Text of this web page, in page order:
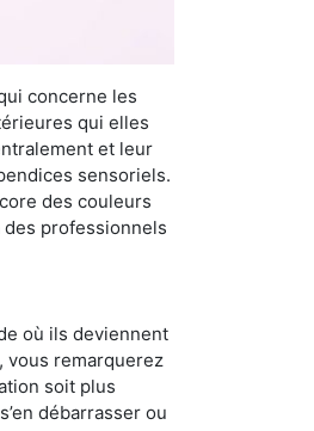
concerne les
qui elles
et leur
sensoriels.
des couleurs
professionnels
où ils deviennent
vous remarquerez
soit plus
débarrasser ou